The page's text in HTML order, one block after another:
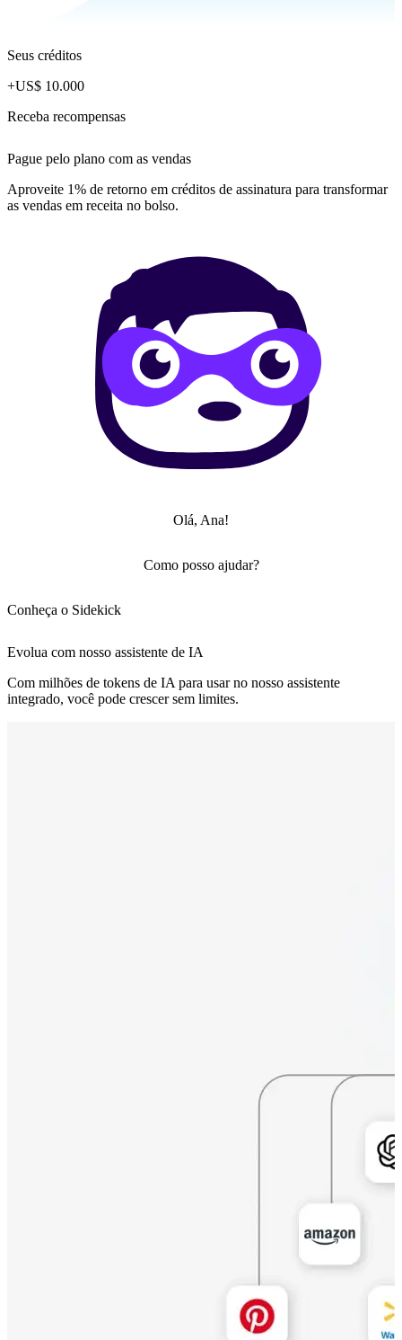
Seus créditos
+US$ 10.000
Receba recompensas
Pague pelo plano com as vendas
Aproveite 1% de retorno em créditos de assinatura para transformar
as vendas em receita no bolso.
Olá, Ana!
Como posso ajudar?
Conheça o Sidekick
Evolua com nosso assistente de IA
Com milhões de tokens de IA para usar no nosso assistente
integrado, você pode crescer sem limites.